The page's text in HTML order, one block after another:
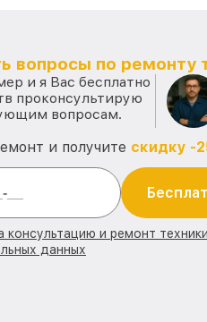
вопросы по ремонту
и я Вас бесплатно
проконсультирую
вопросам.
и получите скидку -
консультацию и ремонт
данных